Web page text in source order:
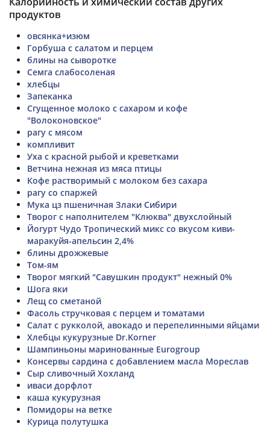
продуктов
овсянка+изюм
Горбуша с салатом и перцем
блины на сыворотке
Семга слабосоленая
хлебцы
Запеканка
Сгущенное молоко с сахаром и кофе
"Волоконовское"
рагу с мясом
компливит
Уха с красной рыбой и креветками
Ветчина нежная из мяса птицы
Кофе растворимый с молоком без сахара
рагу со спаржей
Мука цз пшеничная Злаки Сибири
Творог с наполнителем "Клюква" двухслойный
Йогурт Чудо Тропический микс со вкусом киви-
маракуйя-апельсин 2,4%
блины дрожжевые
Том-ям
Творог мягкий "Савушкин продукт" нежный 0%
Шога яки
Лещ со сметаной
Фасоль стручковая с перцем и томатами
Салат с рукколой, авокадо и перепелинными яйцами
Хлебцы кукурузные Dr.Korner
Шампиньоны маринованные Eurogroup
Консервы сардина с добавлением масла Мореслав
Сыр сливочный Хохланд
иваси дорфлот
каша кукурузная
Помидоры на ветке
Курица полутушка